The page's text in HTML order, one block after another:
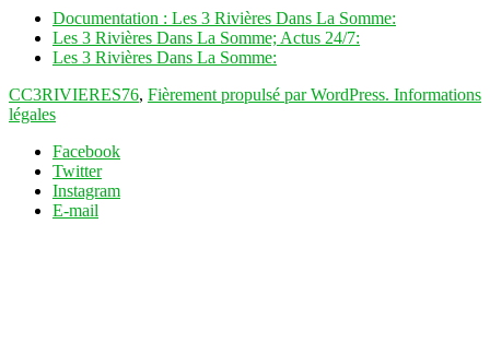
Documentation : Les 3 Rivières Dans La Somme:
Les 3 Rivières Dans La Somme; Actus 24/7:
Les 3 Rivières Dans La Somme:
CC3RIVIERES76, Fièrement propulsé par WordPress. Informations
légales
Facebook
Twitter
Instagram
E-mail